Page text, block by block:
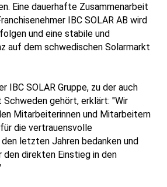
Eine dauerhafte Zusammenarbeit
IBC SOLAR AB wird
und eine stabile und
auf dem schwedischen Solarmarkt
IBC SOLAR Gruppe, zu der auch
gehört, erklärt: "Wir
Mitarbeiterinnen und Mitarbeitern
die vertrauensvolle
letzten Jahren bedanken und
den direkten Einstieg in den